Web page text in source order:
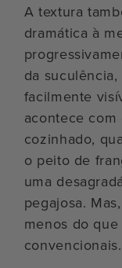
A textura
dramática à
da
facilmente
acontece
cozinhado,
o peito de
uma
pegajosa.
menos do
convencionais.